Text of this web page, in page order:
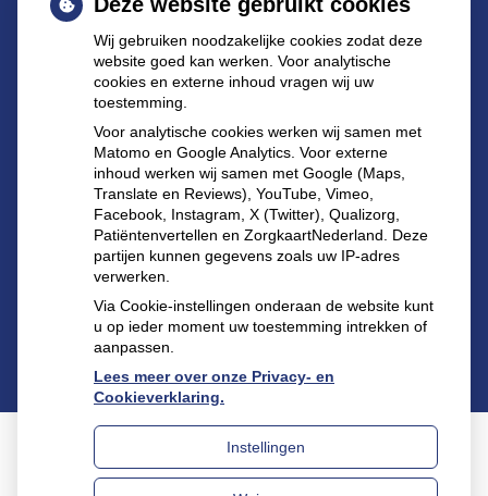
Tel: 030 695 57 22
declomp@apothekenzeist.nl
Buiten de openingstijden kunt u terecht bij de
dienstapotheek te Utrecht:
Burgemeester Fockema Andrealaan 60 3532 KT
030-2144583(let op alleen voor spoed).
Wij gebruiken noodzakelijke cookies zodat deze
website goed kan werken. Voor analytische
cookies en externe inhoud vragen wij uw
toestemming.
Voor analytische cookies werken wij samen met
Matomo en Google Analytics. Voor externe
inhoud werken wij samen met Google (Maps,
Translate en Reviews), YouTube, Vimeo,
Facebook, Instagram, X (Twitter), Qualizorg,
Patiëntenvertellen en ZorgkaartNederland. Deze
partijen kunnen gegevens zoals uw IP-adres
verwerken.
Via Cookie-instellingen onderaan de website kunt
u op ieder moment uw toestemming intrekken of
aanpassen.
Lees meer over onze Privacy- en
Cookieverklaring.
Instellingen